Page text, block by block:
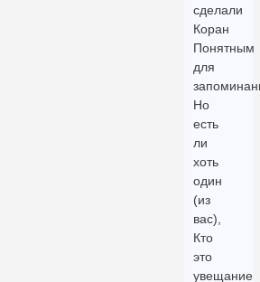
сделали
Коран
Понятным
для
Но
есть
ли
хоть
один
(из
вас),
Кто
это
увещание